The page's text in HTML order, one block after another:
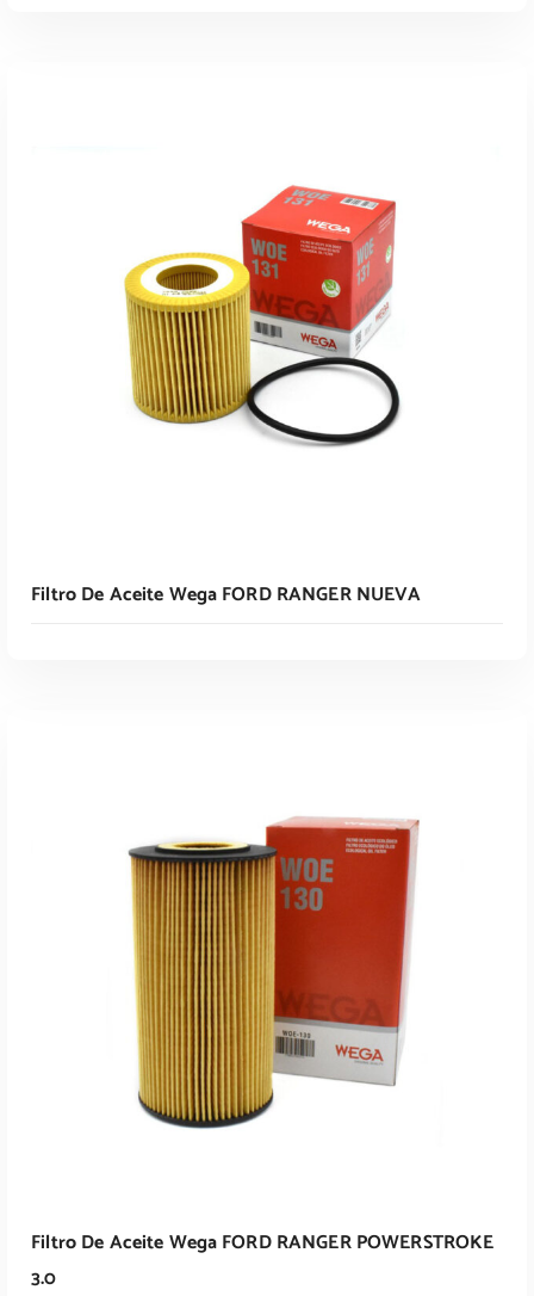
Leer Más
Leer Más
Filtro De Aceite Wega FORD RANGER NUEVA
Filtro De Aceite Wega FORD RANGER POWERSTROKE
3.0